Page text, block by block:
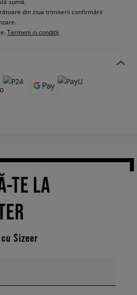
din ziua trimiterii confirmării
Termeni și condiții
TE LA
Sizeer